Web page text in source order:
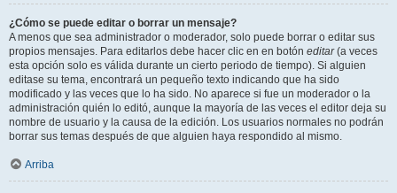
¿Cómo se puede editar o borrar un mensaje?
A menos que sea administrador o moderador, solo puede borrar o editar sus
propios mensajes. Para editarlos debe hacer clic en en botón editar(a veces
esta opción solo es válida durante un cierto periodo de tiempo). Si alguien
editase su tema, encontrará un pequeño texto indicando que ha sido
modificado y las veces que lo ha sido. No aparece si fue un moderador o la
administración quién lo editó, aunque la mayoría de las veces el editor deja su
nombre de usuario y la causa de la edición. Los usuarios normales no podrán
borrar sus temas después de que alguien haya respondido al mismo.
Arriba